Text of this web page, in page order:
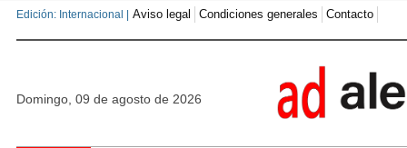
Edición: Internacional | Aviso legal Condiciones generales Contacto
domingo, 09 de agosto de 2026